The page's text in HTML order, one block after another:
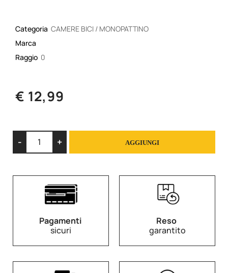
Categoria CAMERE BICI / MONOPATTINO
Marca
Raggio 0
€ 12,99
AGGIUNGI
Pagamenti
sicuri
Reso
garantito